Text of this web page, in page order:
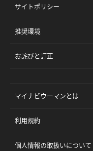
サイトポリシー
推奨環境
お詫びと訂正
マイナビウーマンとは
利用規約
個人情報の取扱いについて